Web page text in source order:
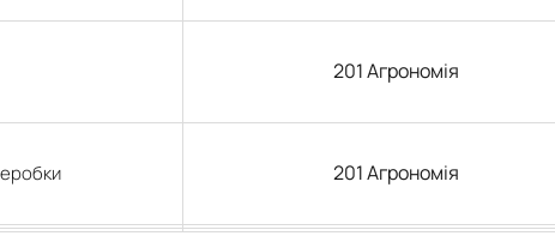
201 Агрономія
201 Агрономія